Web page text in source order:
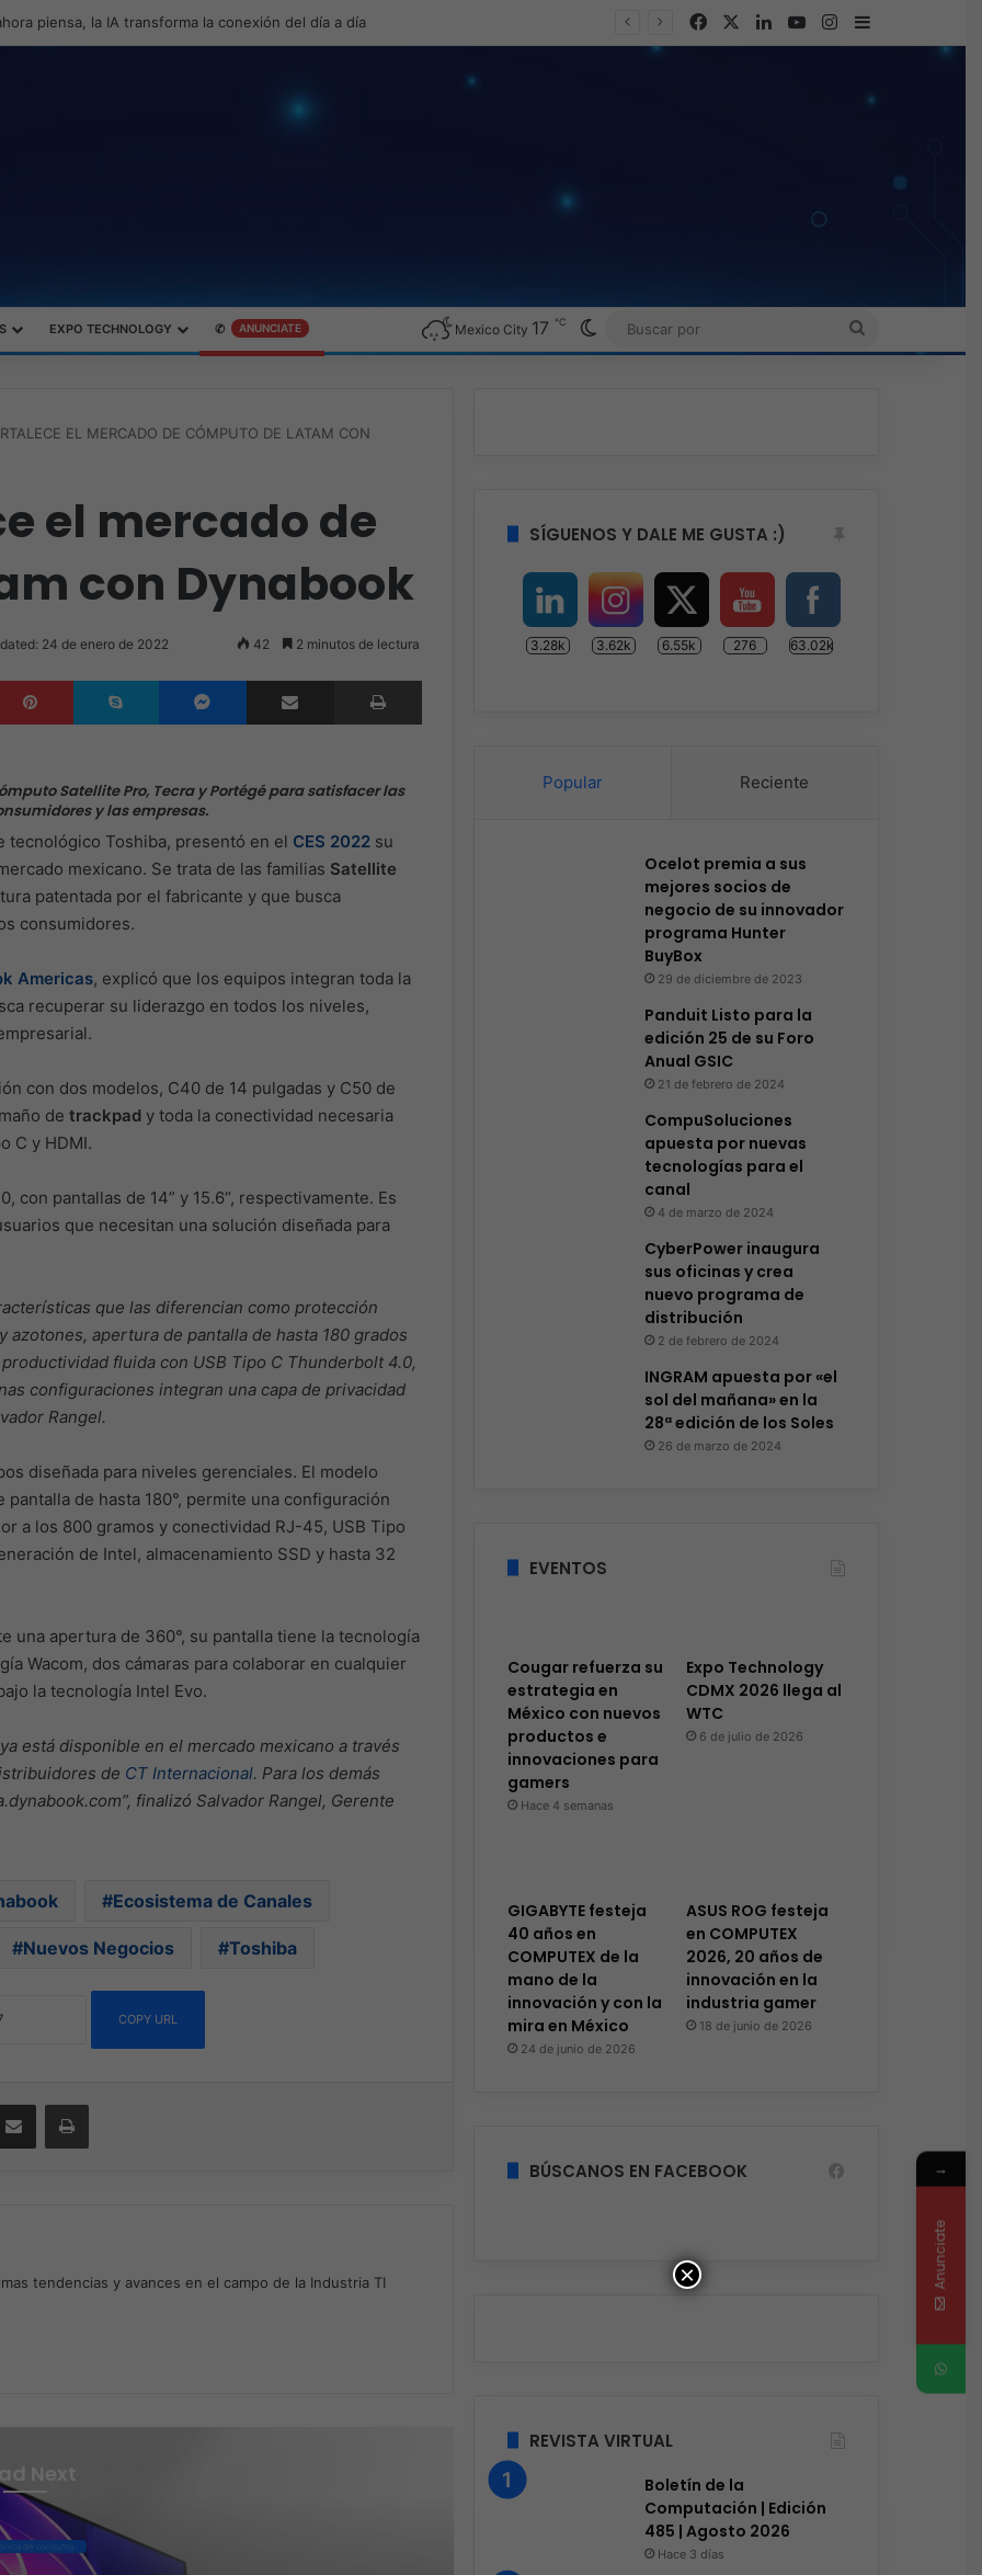
productividad y el gaming con la experiencia Duo FacebookLinkedInYouTubeInstagram
Barra lateral
EXPO TECHNOLOGY ✆ ANUNCIATE Mexico City 17 ℃ Switch skin
BUSCAR
EL MERCADO DE CÓMPUTO DE LATAM CON
el mercado de
con Dynabook
24 de enero de 2022 42 2 minutos de lectura
Pinterest Skype Messenger Compartir por correo electrónico Imprimir
Satellite Pro, Tecra y Portégé para satisfacer las
y las empresas.
tecnológico Toshiba, presentó en el CES 2022su
mexicano. Se trata de las familias Satellite
patentada por el fabricante y que busca
consumidores.
Americas, explicó que los equipos integran toda la
recuperar su liderazgo en todos los niveles,
con dos modelos, C40 de 14 pulgadas y C50 de
de trackpady toda la conectividad necesaria
C y HDMI.
con pantallas de 14” y 15.6“, respectivamente. Es
que necesitan una solución diseñada para
que las diferencian como protección
azotones, apertura de pantalla de hasta 180 grados
fluida con USB Tipo C Thunderbolt 4.0,
configuraciones integran una capa de privacidad
Rangel.
diseñada para niveles gerenciales. El modelo
de hasta 180°, permite una configuración
a los 800 gramos y conectividad RJ-45, USB Tipo
de Intel, almacenamiento SSD y hasta 32
una apertura de 360°, su pantalla tiene la tecnología
Wacom, dos cámaras para colaborar en cualquier
la tecnología Intel Evo.
está disponible en el mercado mexicano a través
de CT Internacional. Para los demás
finalizó Salvador Rangel, Gerente
Ecosistema de Canales
Nuevos Negocios Toshiba
COPY URL
Compartir por correo electrónicoImprimir
tendencias y avances en el campo de la Industria TI
Next
de consumo
SÍGUENOS Y DALE ME GUSTA :)
3.28k 3.62k 6.55k 276 63.02k
Popular Reciente
Ocelot premia a sus
mejores socios de
negocio de su innovador
programa Hunter
BuyBox
29 de diciembre de 2023
Panduit Listo para la
edición 25 de su Foro
Anual GSIC
21 de febrero de 2024
CompuSoluciones
apuesta por nuevas
tecnologías para el
canal
4 de marzo de 2024
CyberPower inaugura
sus oficinas y crea
nuevo programa de
distribución
2 de febrero de 2024
INGRAM apuesta por «el
sol del mañana» en la
28ª edición de los Soles
26 de marzo de 2024
EVENTOS
Cougar refuerza su
estrategia en
México con nuevos
productos e
innovaciones para
gamers
Hace 4 semanas
Expo Technology
CDMX 2026 llega al
WTC
6 de julio de 2026
GIGABYTE festeja
40 años en
COMPUTEX de la
mano de la
innovación y con la
mira en México
24 de junio de 2026
ASUS ROG festeja
en COMPUTEX
2026, 20 años de
innovación en la
industria gamer
18 de junio de 2026
BÚSCANOS EN FACEBOOK
REVISTA VIRTUAL
Boletín de la
Computación | Edición
485 | Agosto 2026
Hace 3 días
×
→
Anunciate